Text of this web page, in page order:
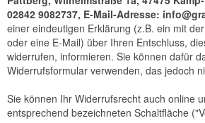
02842 9082737, E-Mail-Adresse:
einer eindeutigen Erklärung (z.B. ein mit
oder eine E-Mail) über Ihren Entschluss,
widerrufen, informieren. Sie können dafür
Widerrufsformular verwenden, das jedoch
Sie können Ihr Widerrufsrecht auch online
entsprechend bezeichneten Schaltfläche